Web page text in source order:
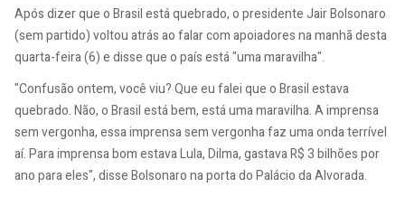
Após dizer que o Brasil está quebrado, o presidente Jair Bolsonaro
(sem partido) voltou atrás ao falar com apoiadores na manhã desta
quarta-feira (6) e disse que o país está "uma maravilha".
"Confusão ontem, você viu? Que eu falei que o Brasil estava
quebrado. Não, o Brasil está bem, está uma maravilha. A imprensa
sem vergonha, essa imprensa sem vergonha faz uma onda terrível
aí. Para imprensa bom estava Lula, Dilma, gastava R$ 3 bilhões por
ano para eles", disse Bolsonaro na porta do Palácio da Alvorada.